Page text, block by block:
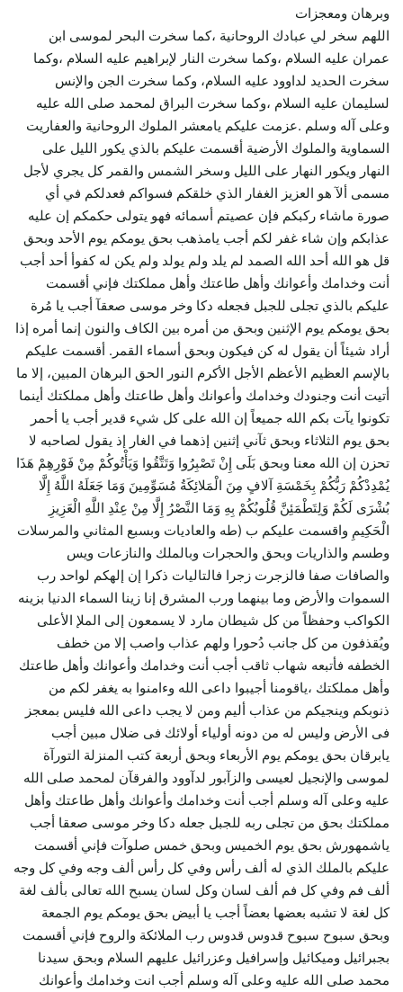
وبرهان ومعجزات
اللهم سخر لي عبادك الروحانية ،كما سخرت البحر لموسى ابن
عمران عليه السلام ،وكما سخرت النار لإبراهيم عليه السلام ،وكما
سخرت الحديد لداوود عليه السلام، وكما سخرت الجن والإنس
لسليمان عليه السلام ،وكما سخرت البراق لمحمد صلى الله عليه
وعلى آله وسلم .عزمت عليكم يامعشر الملوك الروحانية والعفاريت
السماوية والملوك الأرضية أقسمت عليكم بالذي يكور الليل على
النهار ويكور النهار على الليل وسخر الشمس والقمر كل يجري لأجل
مسمى ألآ هو العزيز الغفار الذي خلقكم فسواكم فعدلكم في أي
صورة ماشاء ركبكم فإن عصيتم أسمائه فهو يتولى حكمكم إن عليه
عذابكم وإن شاء غفر لكم أجب يامذهب بحق يومكم يوم الأحد وبحق
قل هو الله أحد الله الصمد لم يلد ولم يولد ولم يكن له كفوأ أحد أجب
أنت وخدامك وأعوانك وأهل طاعتك وأهل مملكتك فإني أقسمت
عليكم بالذي تجلى للجبل فجعله دكا وخر موسى صعقآ أجب يا مُرة
بحق يومكم يوم الإثنين وبحق من أمره بين الكاف والنون إنما أمره إذا
أراد شيئاً أن يقول له كن فيكون وبحق أسماء القمر. أقسمت عليكم
بالإسم العظيم الأعظم الأجل الأكرم النور الحق البرهان المبين، إلا ما
أتيت أنت وجنودك وخدامك وأعوانك وأهل طاعتك وأهل مملكتك أينما
تكونوا يآت بكم الله جميعاً إن الله على كل شيء قدير أجب يا أحمر
بحق يوم الثلاثاء وبحق ثآني إثنين إذهما في الغار إذ يقول لصاحبه لا
تحزن إن الله معنا وبحق بَلَى إِنْ تَصْبِرُوا وَتَتَّقُوا وَيَأْتُوكُمْ مِنْ فَوْرِهِمْ هَذَا
يُمْدِدْكُمْ رَبُّكُمْ بِخَمْسَةِ آلافٍ مِنَ الْمَلائِكَةُ مُسَوِّمِينَ وَمَا جَعَلَهُ اللَّهُ إِلَّا
بُشْرَى لَكُمْ وَلِتَطْمَئِنَّ قُلُوبُكُمْ بِهِ وَمَا النَّصْرُ إِلَّا مِنْ عِنْدِ اللَّهِ الْعَزِيزِ
الْحَكِيمِ واقسمت عليكم ب (طه والعاديات وبسبع المثاني والمرسلات
وطسم والذاريات وبحق والحجرات وبالملك والنازعات ويس
والصافات صفا فالزجرت زجرا فالتاليات ذكرا إن إلهكم لواحد رب
السموات والأرض وما بينهما ورب المشرق إنا زينا السماء الدنيا بزينه
الكواكب وحفظاً من كل شيطان مارد لا يسمعون إلى الملإ الأعلى
ويُقذفون من كل جانب دُحورا ولهم عذاب واصب إلا من خطف
الخطفه فأتبعه شهاب ثاقب أجب أنت وخدامك وأعوانك وأهل طاعتك
وأهل مملكتك ،ياقومنا أجيبوا داعى الله وءامنوا به يغفر لكم من
ذنوبكم وينجيكم من عذاب أليم ومن لا يجب داعى الله فليس بمعجز
فى الأرض وليس له من دونه أولياء أولائك فى ضلال مبين أجب
يابرقان بحق يومكم يوم الأربعاء وبحق أربعة كتب المنزلة التورآة
لموسى والإنجيل لعيسى والزآبور لدآوود والفرقآن لمحمد صلى الله
عليه وعلى آله وسلم أجب أنت وخدامك وأعوانك وأهل طاعتك وأهل
مملكتك بحق من تجلى ربه للجبل جعله دكا وخر موسى صعقا أجب
ياشمهورش بحق يوم الخميس وبحق خمس صلوآت فإني أقسمت
عليكم بالملك الذي له ألف رأس وفي كل رأس ألف وجه وفي كل وجه
ألف فم وفي كل فم ألف لسان وكل لسان يسبح الله تعالى بألف لغة
كل لغة لا تشبه بعضها بعضاً أجب يا أبيض بحق يومكم يوم الجمعة
وبحق سبوح سبوح قدوس قدوس رب الملائكة والروح فإني أقسمت
بجبرائيل وميكائيل وإسرافيل وعزرائيل عليهم السلام وبحق سيدنا
محمد صلى الله عليه وعلى آله وسلم أجب انت وخدامك وأعوانك